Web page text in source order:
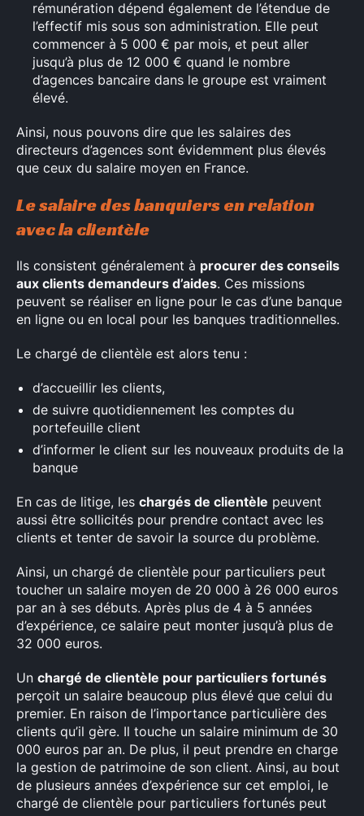
rémunération dépend également de l’étendue de
l’effectif mis sous son administration. Elle peut
commencer à 5 000 € par mois, et peut aller
jusqu’à plus de 12 000 € quand le nombre
d’agences bancaire dans le groupe est vraiment
élevé.
Ainsi, nous pouvons dire que les salaires des
directeurs d’agences sont évidemment plus élevés
que ceux du salaire moyen en France.
Le salaire des banquiers en relation
avec la clientèle
Ils consistent généralement à procurer des conseils
aux clients demandeurs d’aides. Ces missions
peuvent se réaliser en ligne pour le cas d’une banque
en ligne ou en local pour les banques traditionnelles.
Le chargé de clientèle est alors tenu :
d’accueillir les clients,
de suivre quotidiennement les comptes du
portefeuille client
d’informer le client sur les nouveaux produits de la
banque
En cas de litige, les chargés de clientèle peuvent
aussi être sollicités pour prendre contact avec les
clients et tenter de savoir la source du problème.
Ainsi, un chargé de clientèle pour particuliers peut
toucher un salaire moyen de 20 000 à 26 000 euros
par an à ses débuts. Après plus de 4 à 5 années
d’expérience, ce salaire peut monter jusqu’à plus de
32 000 euros.
Un chargé de clientèle pour particuliers fortunés
perçoit un salaire beaucoup plus élevé que celui du
premier. En raison de l’importance particulière des
clients qu’il gère. Il touche un salaire minimum de 30
000 euros par an. De plus, il peut prendre en charge
la gestion de patrimoine de son client. Ainsi, au bout
de plusieurs années d’expérience sur cet emploi, le
chargé de clientèle pour particuliers fortunés peut